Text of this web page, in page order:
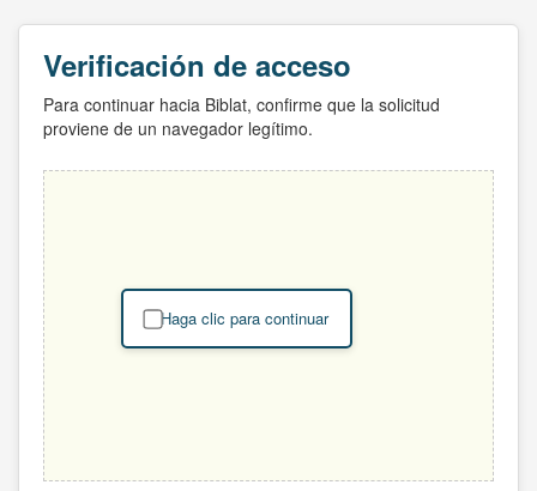
Verificación de acceso
Para continuar hacia Biblat, confirme que la solicitud
proviene de un navegador legítimo.
Haga clic para continuar